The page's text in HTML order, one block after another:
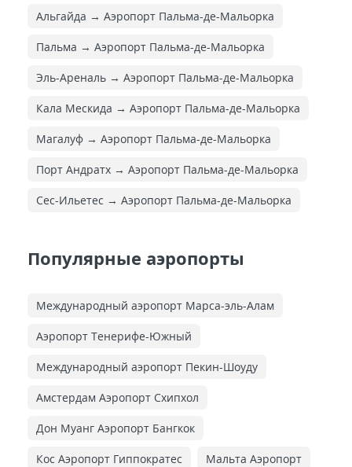
Альгайда → Аэропорт Пальма-де-Мальорка
Пальма → Аэропорт Пальма-де-Мальорка
Эль-Ареналь → Аэропорт Пальма-де-Мальорка
Кала Мескида → Аэропорт Пальма-де-Мальорка
Магалуф → Аэропорт Пальма-де-Мальорка
Порт Андратх → Аэропорт Пальма-де-Мальорка
Сес-Ильетес → Аэропорт Пальма-де-Мальорка
Популярные аэропорты
Международный аэропорт Марса-эль-Алам
Аэропорт Тенерифе-Южный
Международный аэропорт Пекин-Шоуду
Амстердам Аэропорт Схипхол
Дон Муанг Аэропорт Бангкок
Кос Аэропорт Гиппократес Мальта Аэропорт